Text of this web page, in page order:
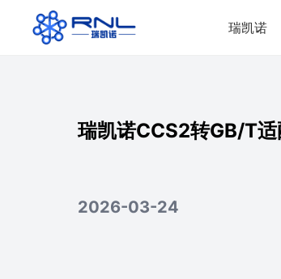
瑞凯诺
瑞凯诺CCS2转GB/T
2026-03-24